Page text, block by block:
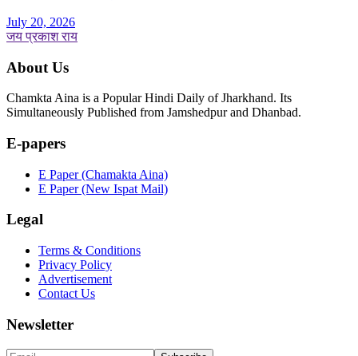
July 20, 2026
जय प्रकाश राय
About Us
Chamkta Aina is a Popular Hindi Daily of Jharkhand. Its
Simultaneously Published from Jamshedpur and Dhanbad.
E-papers
E Paper (Chamakta Aina)
E Paper (New Ispat Mail)
Legal
Terms & Conditions
Privacy Policy
Advertisement
Contact Us
Newsletter